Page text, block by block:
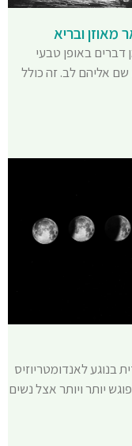
מאוזן ובריא
דברים באופן טבעי
אליהם לב. זה כולל
בנוגע לאנדומטריוזיס
יותר ויותר אצל נשים